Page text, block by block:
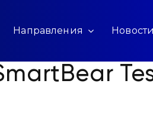
Направления Новости